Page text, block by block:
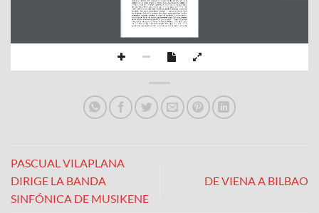
milicians  (retirats  dels  cossos  de  música  militar  arribats  als  seus
pobles d’origen) que emprenen funcions de caire festiu i/o religiós. A
l’arxiu  del  Centre  d’Estudis  Contestants  s’hi  troba  una  acta  notarial
de constitució d’una banda de música a Muro signada el 3 d’abril de
1805
,  amb  el
  nom  del
s  seus  membres  (adults  i  menuts),  les  seues
funcions  i  les  seues  normatives  internes.
“...que  los  primeros  junto
los
  menores  forman  un  cuerpo  de
músico  compuesto  por  bombo,
clarinetes,  trompas,  platillos  y  octavi  de  trompas  (...)  con  pacto  y
condición  de  haver  de  asistir  precisamente  todos  los  componentes
de la música a todas las funciones que ocurran...”
(Arxiu notarial de
Cocentaina.  Protocols  de  Muro.  Francisco  Soriano,  any  1805,  pag.
40
v.). Eixe desig d’associacionisme d’un grup del qual es té
constància que actuà en 1801 a Albaida, és del tot curiós, sobre tot,
PASCUAL VILAPLANA
DIRIGE LA BANDA
SINFÓNICA DE MUSIKENE
DE VIENA A BILBAO